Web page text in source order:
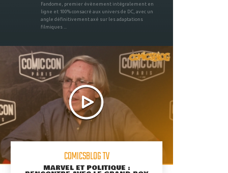
Fandome, premier évènement intégralement en
ligne et 100% consacré aux univers de DC, avec un
angle définitivement axé sur les adaptations
filmiques ...
COMICSBLOG TV
MARVEL ET POLITIQUE :